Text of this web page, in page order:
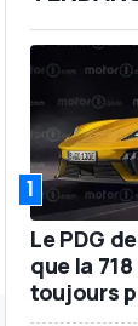
1
Le PDG
que la
toujours